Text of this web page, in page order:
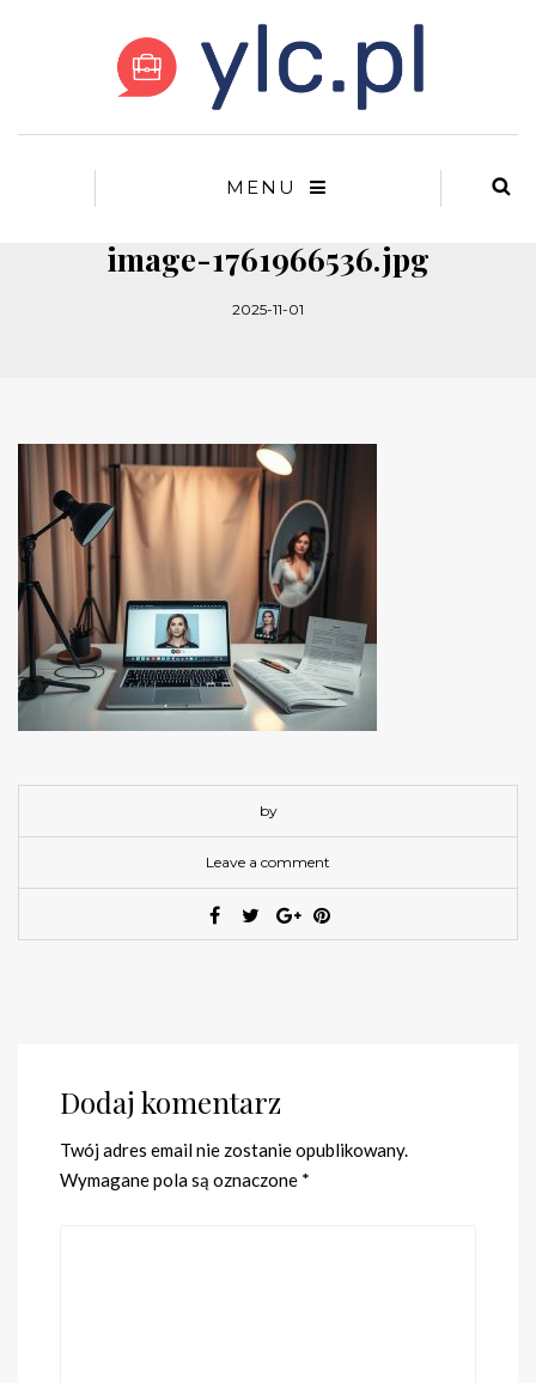
MENU
image-1761966536.jpg
2025-11-01
by
Leave a comment
Dodaj komentarz
Twój adres email nie zostanie opublikowany.
Wymagane pola są oznaczone *